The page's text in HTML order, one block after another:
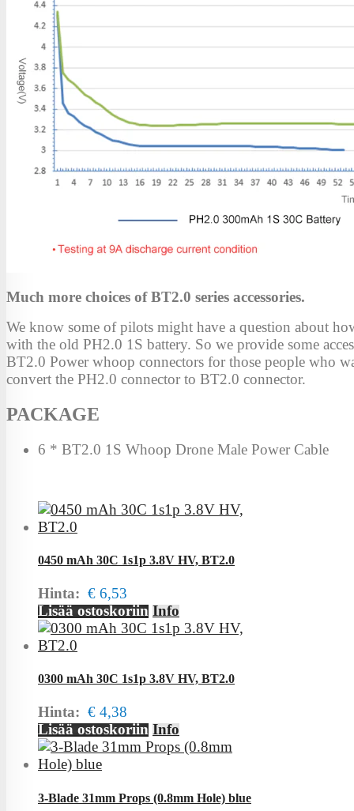
Much more choices of BT2.0 series accessories.
We know some of pilots might have a question about
with the old PH2.0 1S battery. So we provide some
BT2.0 Power whoop connectors for those people who
convert the PH2.0 connector to BT2.0 connector.
PACKAGE
6 * BT2.0 1S Whoop Drone Male Power Cable
0450 mAh 30C 1s1p 3.8V HV, BT2.0
Hinta: € 6,53
Lisää ostoskoriin Info
0300 mAh 30C 1s1p 3.8V HV, BT2.0
Hinta: € 4,38
Lisää ostoskoriin Info
3-Blade 31mm Props (0.8mm Hole) blue